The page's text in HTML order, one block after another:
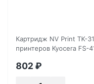
Картридж NV Print TK-
принтеров Kyocera FS-
802₽